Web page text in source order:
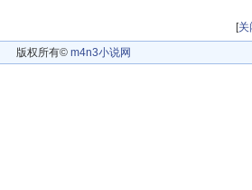
[关
版权所有© m4n3小说网